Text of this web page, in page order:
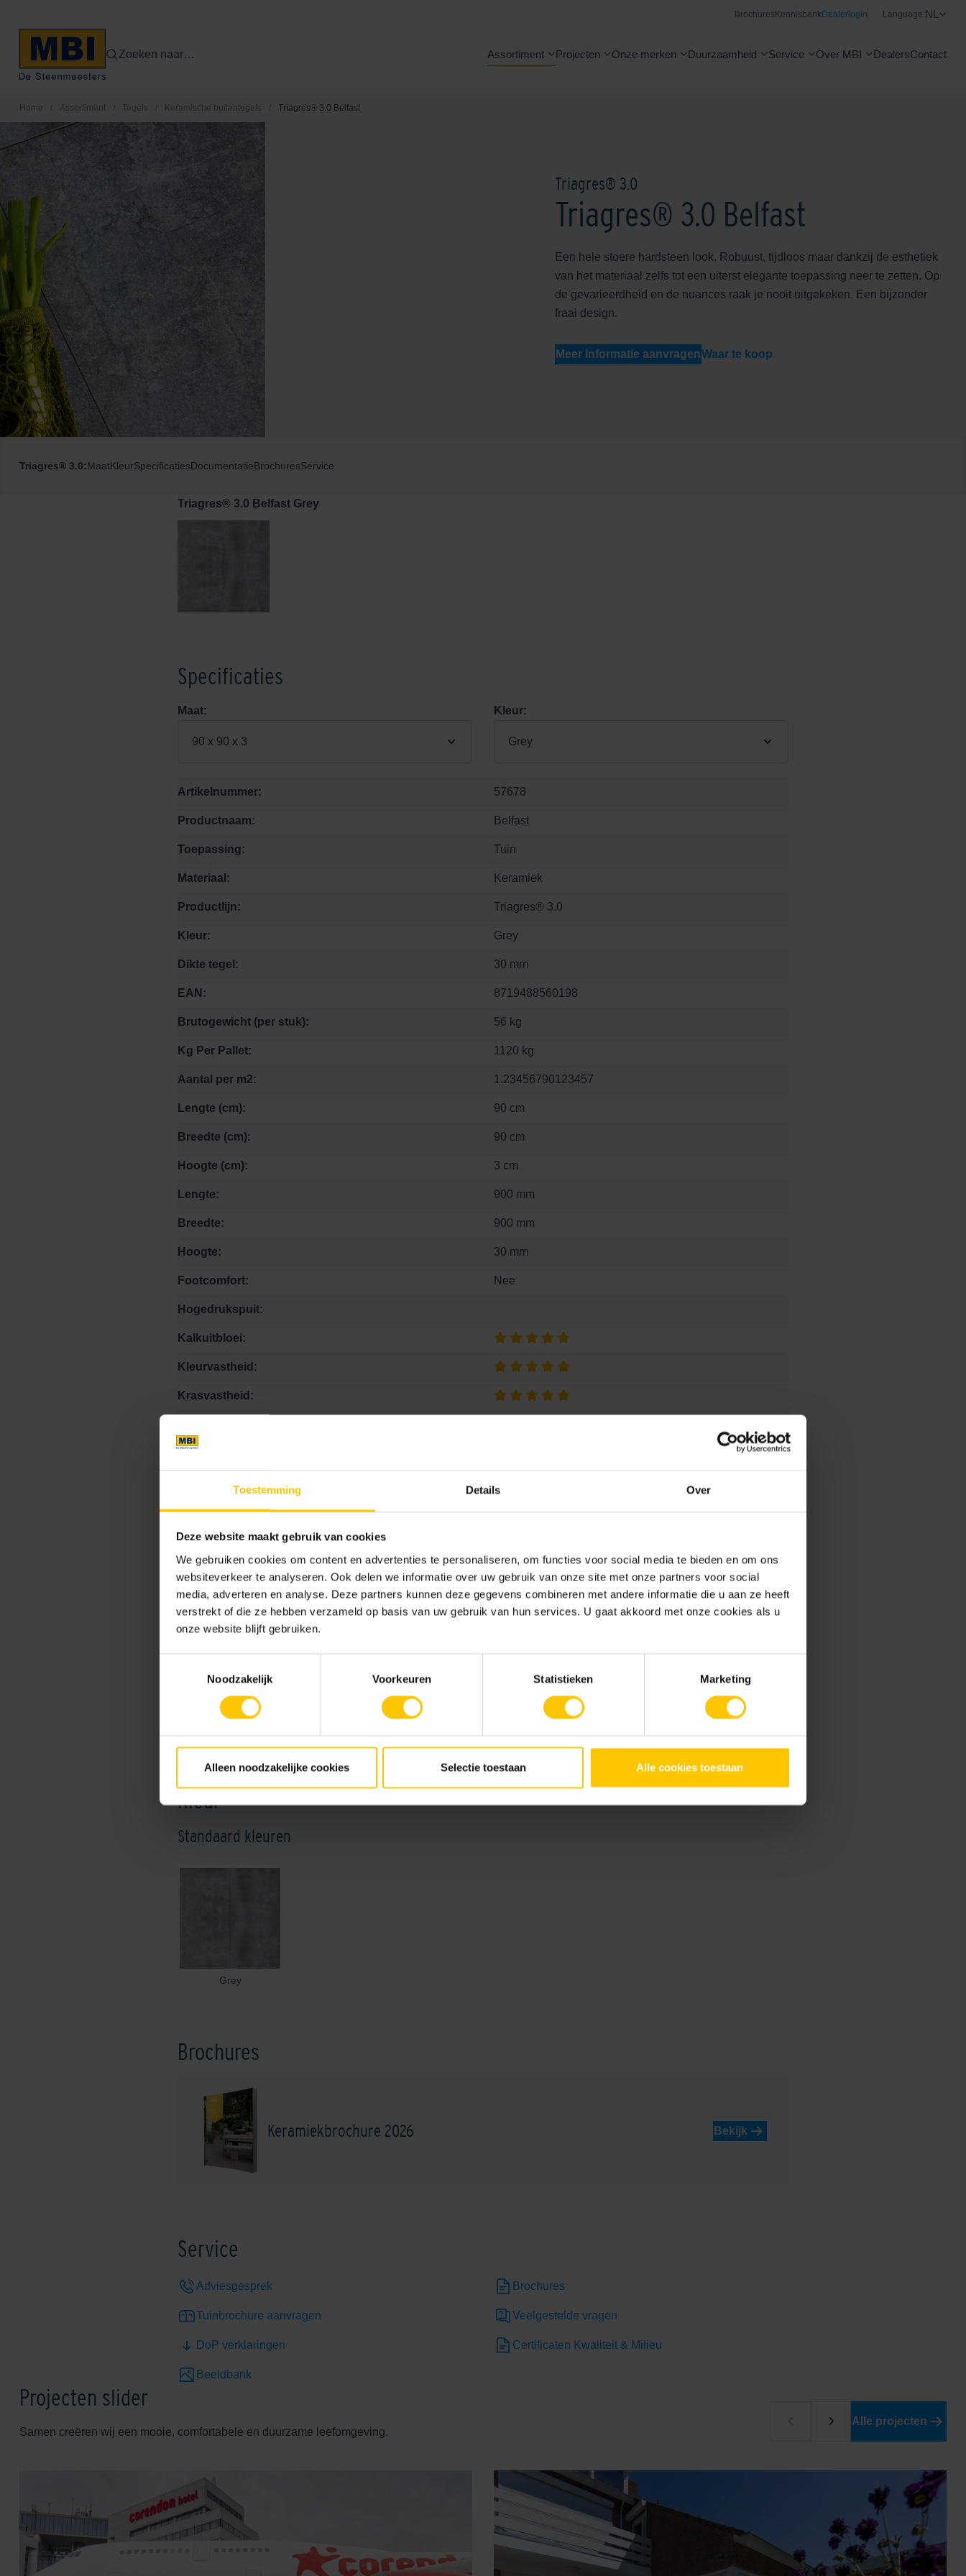
Toestemming Details Over
Deze website maakt gebruik van cookies
We gebruiken cookies om content en advertenties te personaliseren, om functies voor social media te bieden en om ons
websiteverkeer te analyseren. Ook delen we informatie over uw gebruik van onze site met onze partners voor social
media, adverteren en analyse. Deze partners kunnen deze gegevens combineren met andere informatie die u aan ze heeft
verstrekt of die ze hebben verzameld op basis van uw gebruik van hun services. U gaat akkoord met onze cookies als u
onze website blijft gebruiken.
Noodzakelijk
Voorkeuren Statistieken Marketing
Alleen noodzakelijke cookies Selectie toestaan Alle cookies toestaan
Brochures KennisbankDealerlogin Language:NL
Zoeken naar… Assortiment Projecten Onze merken Duurzaamheid Service Over MBI DealersContact
Home / Assortiment / Tegels / Keramische buitentegels / Triagres® 3.0 Belfast
Triagres® 3.0
Triagres® 3.0 Belfast
Een hele stoere hardsteen look. Robuust, tijdloos maar dankzij de esthetiek
van het materiaal zelfs tot een uiterst elegante toepassing neer te zetten. Op
de gevarieerdheid en de nuances raak je nooit uitgekeken. Een bijzonder
fraai design.
Meer informatie aanvragenWaar te koop
Triagres® 3.0:MaatKleurSpecificatiesDocumentatieBrochuresService
Triagres® 3.0 Belfast Grey
Specificaties
Maat:
90 x 90 x 3
Kleur:
Grey
Artikelnummer: 57678
Productnaam: Belfast
Toepassing: Tuin
Materiaal: Keramiek
Productlijn: Triagres® 3.0
Kleur: Grey
Dikte tegel: 30 mm
EAN: 8719488560198
Brutogewicht (per stuk): 56 kg
Kg Per Pallet: 1120 kg
Aantal per m2: 1.23456790123457
Lengte (cm): 90 cm
Breedte (cm): 90 cm
Hoogte (cm): 3 cm
Lengte: 900 mm
Breedte: 900 mm
Hoogte: 30 mm
Footcomfort: Nee
Hogedrukspuit:
Kalkuitbloei:
Kleurvastheid:
Krasvastheid:
Onderhoudsvriendelijk:
Vlekbestendigheid:
verwerkingsadvies link:
Keramische verwerking Verwerkingsadvies voor keramiek
Tegeldragers
Prijs Eenheid: 66.95
Maat
60 x 60 x 3
Kleur
Standaard kleuren
Grey
Brochures
Keramiekbrochure 2026 Bekijk
Service
Adviesgesprek Brochures
Tuinbrochure aanvragen Veelgestelde vragen
DoP verklaringen Certificaten Kwaliteit & Milieu
Beeldbank
Projecten slider
Samen creëren wij een mooie, comfortabele en duurzame leefomgeving.
Alle projecten